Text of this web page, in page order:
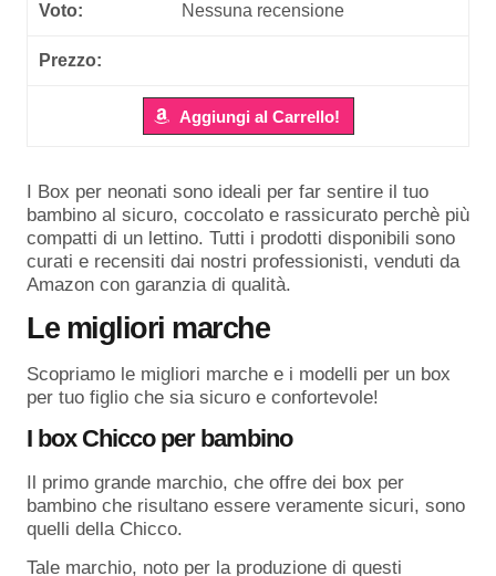
Nessuna recensione
Aggiungi al Carrello!
I Box per neonati sono ideali per far sentire il tuo
bambino al sicuro, coccolato e rassicurato perchè più
compatti di un lettino. Tutti i prodotti disponibili sono
curati e recensiti dai nostri professionisti, venduti da
Amazon con garanzia di qualità.
Le migliori marche
Scopriamo le migliori marche e i modelli per un box
per tuo figlio che sia sicuro e confortevole!
I box Chicco per bambino
Il primo grande marchio, che offre dei box per
bambino che risultano essere veramente sicuri, sono
quelli della Chicco.
Tale marchio, noto per la produzione di questi